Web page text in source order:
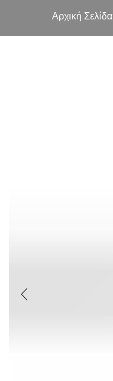
Αρχική Σελίδα